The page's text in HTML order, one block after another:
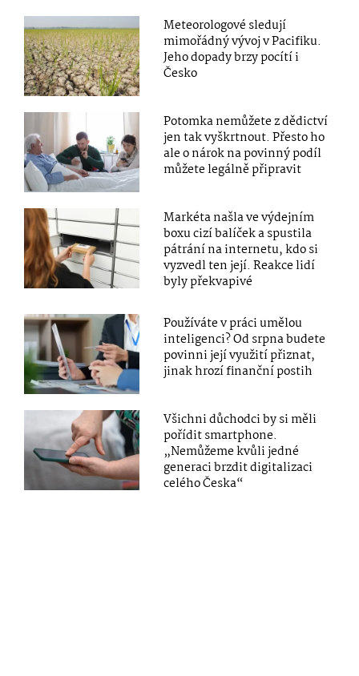
Meteorologové sledují
mimořádný vývoj v Pacifiku.
Jeho dopady brzy pocítí i
Česko
Potomka nemůžete z dědictví
jen tak vyškrtnout. Přesto ho
ale o nárok na povinný podíl
můžete legálně připravit
Markéta našla ve výdejním
boxu cizí balíček a spustila
pátrání na internetu, kdo si
vyzvedl ten její. Reakce lidí
byly překvapivé
Používáte v práci umělou
inteligenci? Od srpna budete
povinni její využití přiznat,
jinak hrozí finanční postih
Všichni důchodci by si měli
pořídit smartphone.
„Nemůžeme kvůli jedné
generaci brzdit digitalizaci
celého Česka“